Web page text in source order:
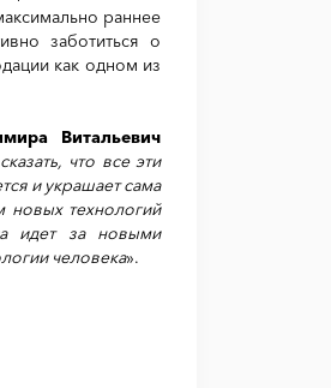
раннее
заботиться о
как одном из
Витальевич
что все эти
и украшает сама
технологий
идет за новыми
человека».